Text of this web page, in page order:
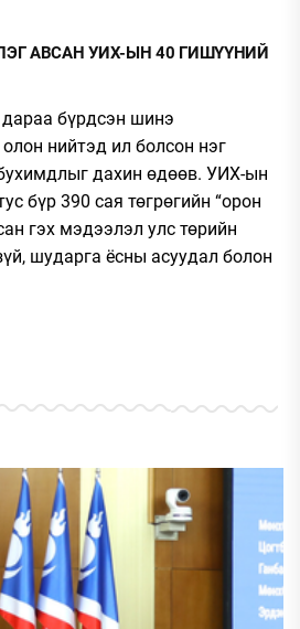
АВСАН УИХ-ЫН 40 ГИШҮҮНИЙ
бүрдсэн шинэ
нийтэд ил болсон нэг
дахин өдөөв. УИХ-ын
бүр 390 сая төгрөгийн “орон
гэх мэдээлэл улс төрийн
шударга ёсны асуудал болон